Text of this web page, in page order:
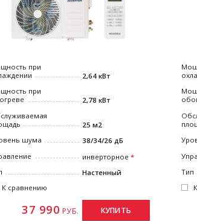
при
2,64 кВт
при
2,78 кВт
25 м2
шума
38/34/26 дБ
инверторное
Настенный
К сравнению
37 990 РУБ. КУПИТЬ
Тип